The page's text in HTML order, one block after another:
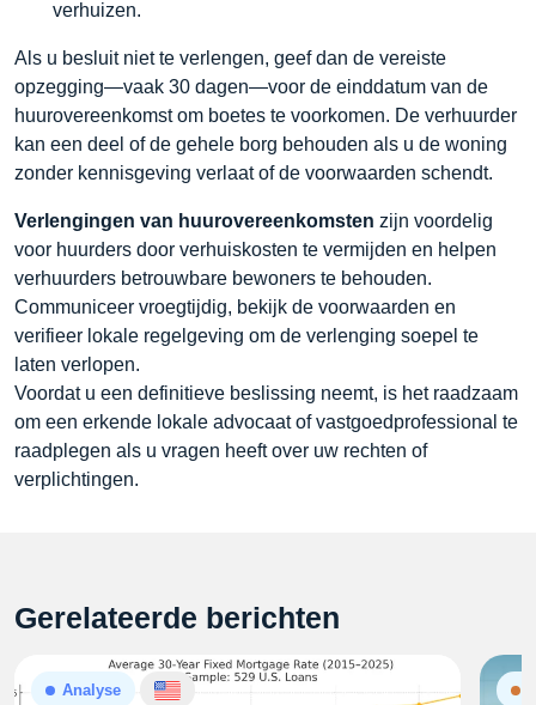
verhuizen.
Als u besluit niet te verlengen, geef dan de vereiste
opzegging—vaak 30 dagen—voor de einddatum van de
huurovereenkomst om boetes te voorkomen. De verhuurder
kan een deel of de gehele borg behouden als u de woning
zonder kennisgeving verlaat of de voorwaarden schendt.
Verlengingen van huurovereenkomsten zijn voordelig
voor huurders door verhuiskosten te vermijden en helpen
verhuurders betrouwbare bewoners te behouden.
Communiceer vroegtijdig, bekijk de voorwaarden en
verifieer lokale regelgeving om de verlenging soepel te
laten verlopen.
Voordat u een definitieve beslissing neemt, is het raadzaam
om een erkende lokale advocaat of vastgoedprofessional te
raadplegen als u vragen heeft over uw rechten of
verplichtingen.
Gerelateerde berichten
Analyse